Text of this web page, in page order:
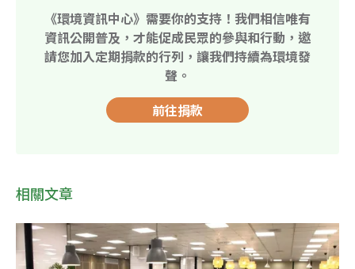
《環境資訊中心》需要你的支持！我們相信唯有
資訊公開普及，才能促成民眾的參與和行動，邀
請您加入定期捐款的行列，讓我們持續為環境發
聲。
前往捐款
相關文章